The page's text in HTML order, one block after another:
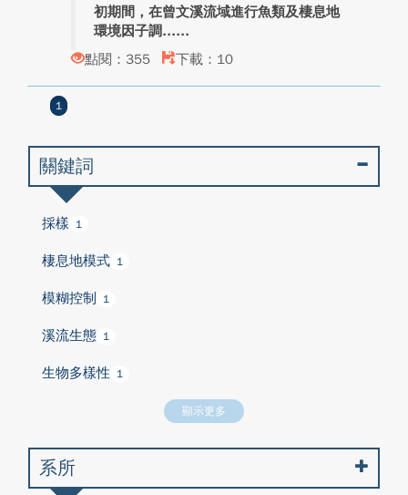
初期間，在曾文溪流域進行魚類及棲息地
環境因子調...
點閱：355
下載：10
1
關鍵詞
採樣 1
棲息地模式 1
模糊控制 1
溪流生態 1
生物多樣性 1
顯示更多
系所